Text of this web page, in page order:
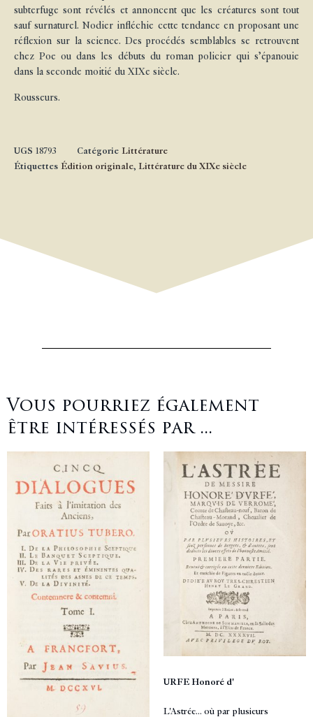
subterfuge sont révélés et annoncent que les créatures sont tout
sauf surnaturel. Nodier infléchie cette tendance en proposant une
réflexion sur la science. Des procédés semblables se retrouvent
chez Poe ou dans les débuts du roman policier qui s’épanouie
dans la seconde moitié du XIXe siècle.
Rousseurs.
UGS 18793 Catégorie Littérature
Étiquettes Édition originale, Littérature du XIXe siècle
Vous pourriez également
être intéressés par ...
URFE Honoré d'
L'Astrée... où par plusieurs